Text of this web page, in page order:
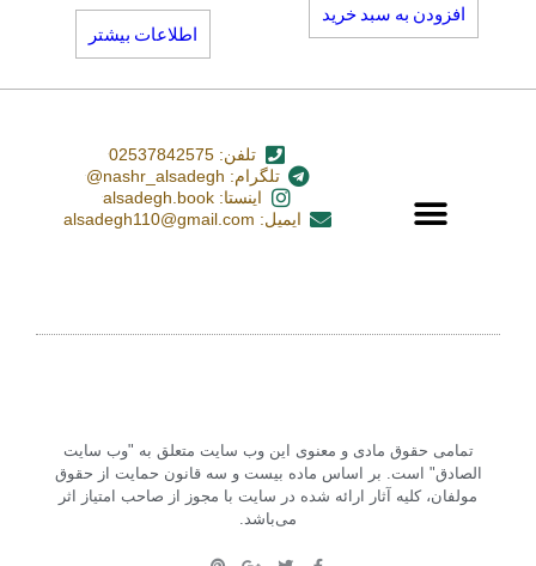
افزودن به سبد خرید
اطلاعات بیشتر
تلفن: 02537842575
تلگرام: nashr_alsadegh@
اینستا: alsadegh.book
ایمیل: alsadegh110@gmail.com
تمامی حقوق مادی و معنوی این وب سایت متعلق به "وب سایت
الصادق" است. بر اساس ماده بیست و سه قانون حمایت از حقوق
مولفان، کلیه آثار ارائه شده در سایت با مجوز از صاحب امتیاز اثر
می‌باشد.‏